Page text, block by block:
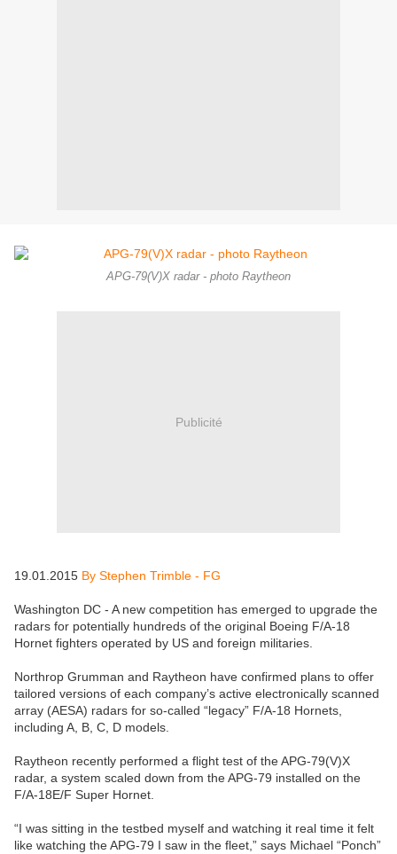
APG-79(V)X radar - photo Raytheon
Publicité
19.01.2015 By Stephen Trimble - FG
Washington DC - A new competition has emerged to upgrade the
radars for potentially hundreds of the original Boeing F/A-18
Hornet fighters operated by US and foreign militaries.
Northrop Grumman and Raytheon have confirmed plans to offer
tailored versions of each company’s active electronically scanned
array (AESA) radars for so-called “legacy” F/A-18 Hornets,
including A, B, C, D models.
Raytheon recently performed a flight test of the APG-79(V)X
radar, a system scaled down from the APG-79 installed on the
F/A-18E/F Super Hornet.
“I was sitting in the testbed myself and watching it real time it felt
like watching the APG-79 I saw in the fleet,” says Michael “Ponch”